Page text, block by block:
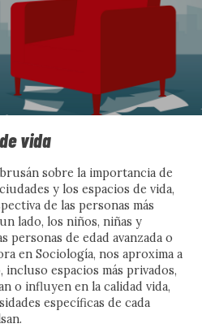
odio, vida
y vínculos
y Nuria López
más
vida
sobre la importancia de
y los espacios de vida,
de las personas más
lado, los niños, niñas y
personas de edad avanzada o
en Sociología, nos aproxima a
espacios más privados,
o influyen en la calidad vida,
específicas de cada